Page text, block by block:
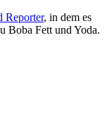
Reporter, in dem es
Boba Fett und Yoda.